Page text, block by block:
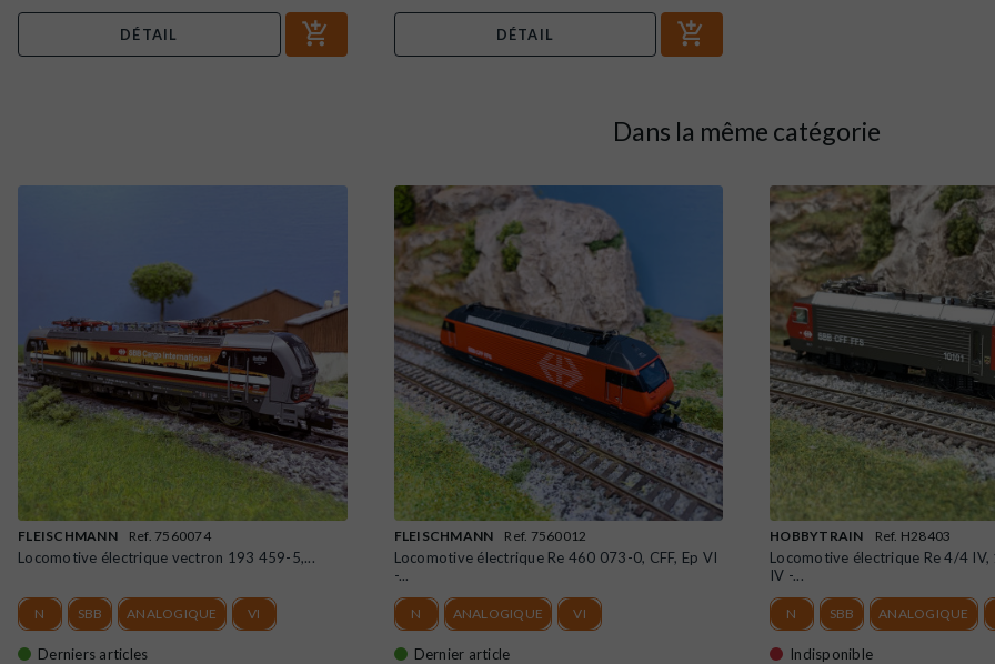
DÉTAIL DÉTAIL
Dans la même catégorie
FLEISCHMANN Ref. 7560074
Locomotive électrique vectron 193 459-5,...
N SBB ANALOGIQUE VI
Derniers articles
FLEISCHMANN Ref. 7560012
Locomotive électrique Re 460 073-0, CFF, Ep VI
-...
N ANALOGIQUE VI
Dernier article
HOBBYTRAIN Ref. H28403
Locomotive électrique Re 4/4 IV,
IV -...
N SBB ANALOGIQUE
Indisponible